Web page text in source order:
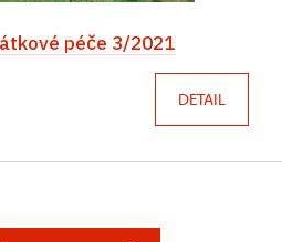
péče 3/2021
DETAIL